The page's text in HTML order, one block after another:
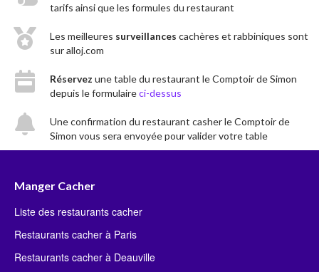
tarifs ainsi que les formules du restaurant
Les meilleures surveillances cachères et rabbiniques sont
sur alloj.com
Réservez une table du restaurant le Comptoir de Simon
depuis le formulaireci-dessus
Une confirmation du restaurant casher le Comptoir de
Simon vous sera envoyée pour valider votre table
Manger Cacher
Liste des restaurants cacher
Restaurants cacher à Paris
Restaurants cacher à Deauville